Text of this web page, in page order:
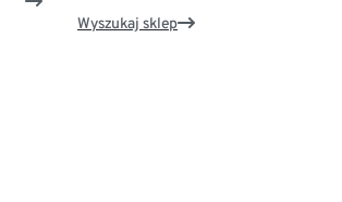
Wyszukaj sklep